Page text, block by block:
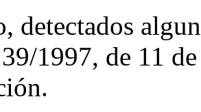
detectados
1997, de 11